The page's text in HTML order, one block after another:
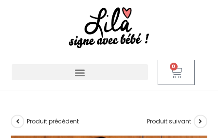
0
Produit précédent Produit suivant